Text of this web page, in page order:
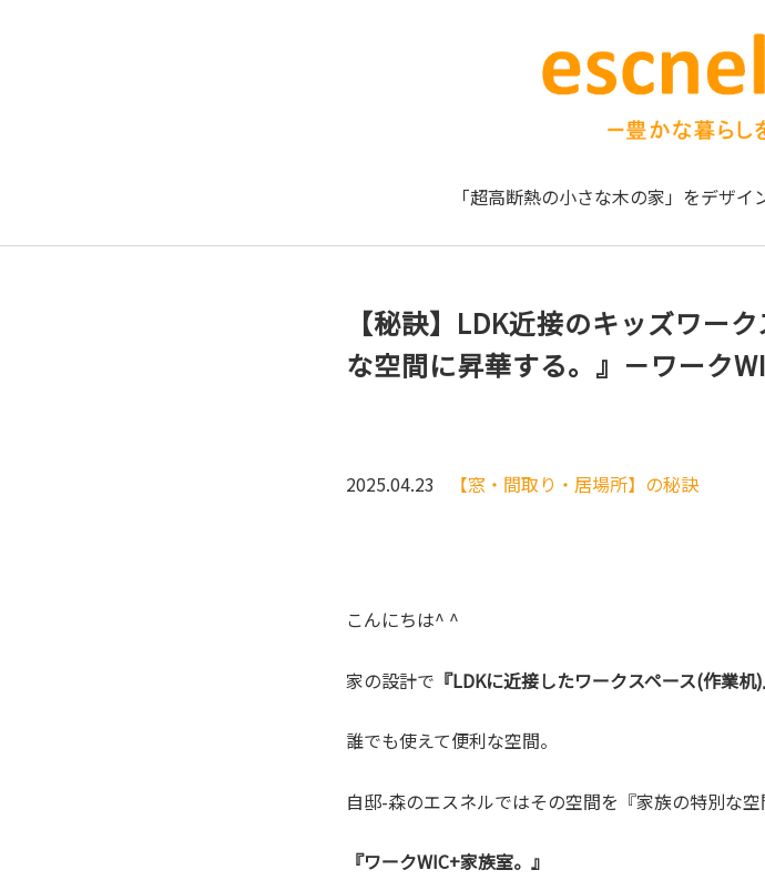
「超高断熱の小さな木の家」をデザイ
【秘訣】LDK近接のキッズワー
な空間に昇華する。』－ワーク
2025.04.23 【窓・間取り・居場所】の秘訣
こんにちは^ ^
家の設計で 『LDKに近接したワークスペース(作業机)
誰でも使えて便利な空間。
自邸-森のエスネルではその空間を『家族の特別な空
『ワークWIC+家族室。』